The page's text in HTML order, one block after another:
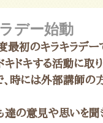
デー始動
初のキラキラデー
ドキドキする活動に
、時には外部講師の
の意見や思いを聞